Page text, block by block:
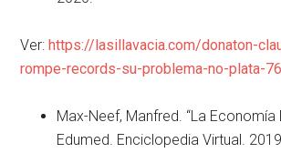
Ver: https://lasillavacia.com/donaton-
rompe-records-su-problema-no-plata-
Max-Neef, Manfred. “La Economía
Edumed. Enciclopedia Virtual.